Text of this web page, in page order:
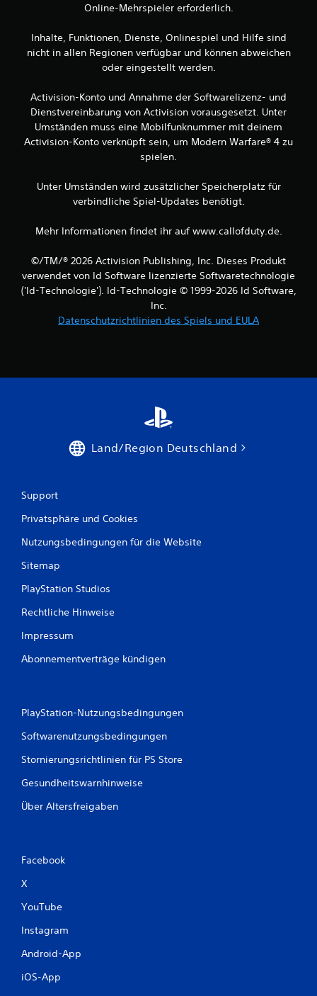
Online-Mehrspieler erforderlich.
Inhalte, Funktionen, Dienste, Onlinespiel und Hilfe sind
nicht in allen Regionen verfügbar und können abweichen
oder eingestellt werden.
Activision-Konto und Annahme der Softwarelizenz- und
Dienstvereinbarung von Activision vorausgesetzt. Unter
Umständen muss eine Mobilfunknummer mit deinem
Activision-Konto verknüpft sein, um Modern Warfare® 4 zu
spielen.
Unter Umständen wird zusätzlicher Speicherplatz für
verbindliche Spiel-Updates benötigt.
Mehr Informationen findet ihr auf www.callofduty.de.
©/TM/® 2026 Activision Publishing, Inc. Dieses Produkt
verwendet von Id Software lizenzierte Softwaretechnologie
('Id-Technologie'). Id-Technologie © 1999-2026 Id Software,
Inc.
Datenschutzrichtlinien des Spiels und EULA
Land/Region Deutschland
Support
Privatsphäre und Cookies
Nutzungsbedingungen für die Website
Sitemap
PlayStation Studios
Rechtliche Hinweise
Impressum
Abonnementverträge kündigen
PlayStation-Nutzungsbedingungen
Softwarenutzungsbedingungen
Stornierungsrichtlinien für PS Store
Gesundheitswarnhinweise
Über Altersfreigaben
Facebook
X
YouTube
Instagram
Android-App
iOS-App